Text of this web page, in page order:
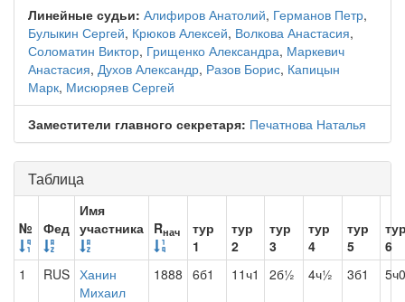
Линейные судьи: Алифиров Анатолий, Германов Петр,
Булыкин Сергей, Крюков Алексей, Волкова Анастасия,
Соломатин Виктор, Грищенко Александра, Маркевич
Анастасия, Духов Александр, Разов Борис, Капицын
Марк, Мисюряев Сергей
Заместители главного секретаря: Печатнова Наталья
Таблица
№ Фед
Имя
участника Rнач
тур
1
тур
2
тур
3
тур
4
тур
5
6
1
RUS Ханин
Михаил
1888 6б1 11ч1 2б½ 4ч½ 3б1 5ч0